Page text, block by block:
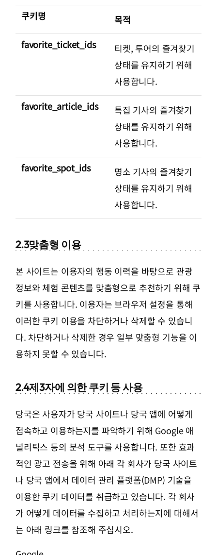
쿠키명
목적
favorite_ticket_ids
티켓, 투어의 즐겨찾기
상태를 유지하기 위해
사용합니다.
favorite_article_ids
특집 기사의 즐겨찾기
상태를 유지하기 위해
사용합니다.
favorite_spot_ids
명소 기사의 즐겨찾기
상태를 유지하기 위해
사용합니다.
2.3맞춤형 이용
본 사이트는 이용자의 행동 이력을 바탕으로 관광
정보와 체험 콘텐츠를 맞춤형으로 추천하기 위해 쿠
키를 사용합니다. 이용자는 브라우저 설정을 통해
이러한 쿠키 이용을 차단하거나 삭제할 수 있습니
다. 차단하거나 삭제한 경우 일부 맞춤형 기능을 이
용하지 못할 수 있습니다.
2.4제3자에 의한 쿠키 등 사용
당국은 사용자가 당국 사이트나 당국 앱에 어떻게
접속하고 이용하는지를 파악하기 위해 Google 애
널리틱스 등의 분석 도구를 사용합니다. 또한 효과
적인 광고 전송을 위해 아래 각 회사가 당국 사이트
나 당국 앱에서 데이터 관리 플랫폼(DMP) 기술을
이용한 쿠키 데이터를 취급하고 있습니다. 각 회사
가 어떻게 데이터를 수집하고 처리하는지에 대해서
는 아래 링크를 참조해 주십시오.